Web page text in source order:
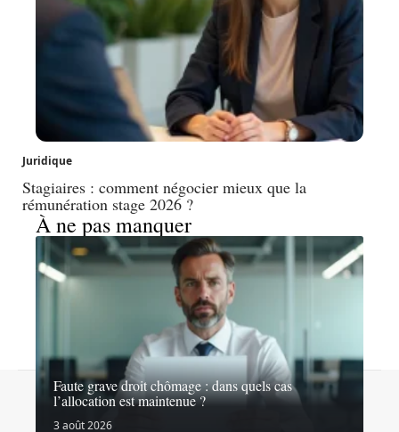
Juridique
Stagiaires : comment négocier mieux que la
rémunération stage 2026 ?
À ne pas manquer
Faute grave droit chômage : dans quels cas
l’allocation est maintenue ?
3 août 2026
Contact Mentions légales Sitemap